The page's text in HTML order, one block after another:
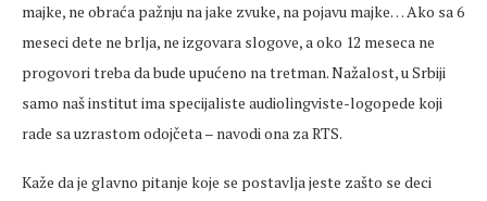
majke, ne obraća pažnju na jake zvuke, na pojavu majke… Ako sa 6
meseci dete ne brlja, ne izgovara slogove, a oko 12 meseca ne
progovori treba da bude upućeno na tretman. Nažalost, u Srbiji
samo naš institut ima specijaliste audiolingviste-logopede koji
rade sa uzrastom odojčeta – navodi ona za RTS.
Kaže da je glavno pitanje koje se postavlja jeste zašto se deci